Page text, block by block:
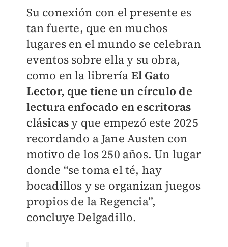
Su conexión con el presente es
tan fuerte, que en muchos
lugares en el mundo se celebran
eventos sobre ella y su obra,
como en la librería El Gato
Lector, que tiene un círculo de
lectura enfocado en escritoras
clásicasy que empezó este 2025
recordando a Jane Austen con
motivo de los 250 años. Un lugar
donde “se toma el té, hay
bocadillos y se organizan juegos
propios de la Regencia”,
concluye Delgadillo.